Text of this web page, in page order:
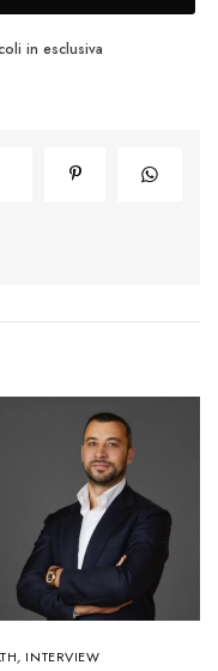
in esclusiva
, INTERVIEW